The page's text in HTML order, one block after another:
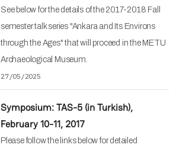
See below for the details of the 2017-2018 Fall
semester talk series "Ankara and Its Environs
through the Ages" that will proceed in the METU
Archaeological Museum.
27/05/2025
Symposium: TAS-5 (in Turkish),
February 10-11, 2017
Please follow the links below for detailed